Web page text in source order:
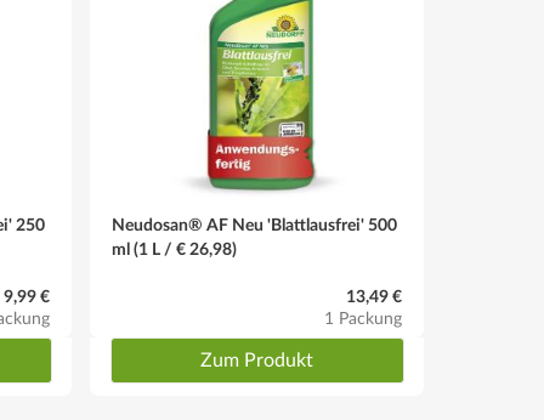
250
9,99 €
Neudosan® AF Neu 'Blattlausfrei' 500
ml (1 L / € 26,98)
13,49 €
1 Packung
Zum Produkt